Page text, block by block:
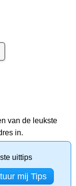
van de leukste
in.
uittips